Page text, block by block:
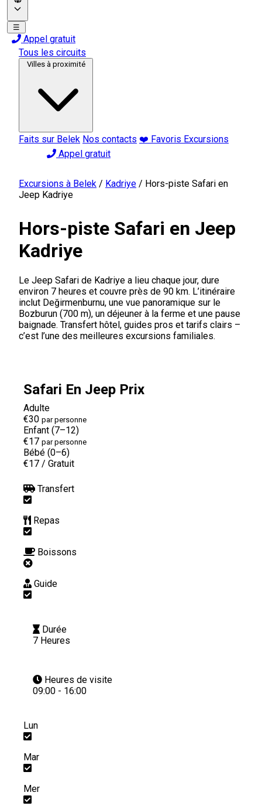
☰
Appel gratuit
Tous les circuits
Villes à proximité
Faits sur Belek Nos contacts ❤️ Favoris Excursions
Appel gratuit
Excursions à Belek / Kadriye / Hors-piste Safari en
Jeep Kadriye
Hors-piste Safari en Jeep
Kadriye
Le Jeep Safari de Kadriye a lieu chaque jour, dure
environ 7 heures et couvre près de 90 km. L’itinéraire
inclut Değirmenburnu, une vue panoramique sur le
Bozburun (700 m), un déjeuner à la ferme et une pause
baignade. Transfert hôtel, guides pros et tarifs clairs –
c’est l’une des meilleures excursions familiales.
Safari En Jeep Prix
Adulte
€30 par personne
Enfant (7–12)
€17 par personne
Bébé (0–6)
€17 / Gratuit
Transfert
Repas
Boissons
Guide
Durée
7 Heures
Heures de visite
09:00 - 16:00
Lun
Mar
Mer